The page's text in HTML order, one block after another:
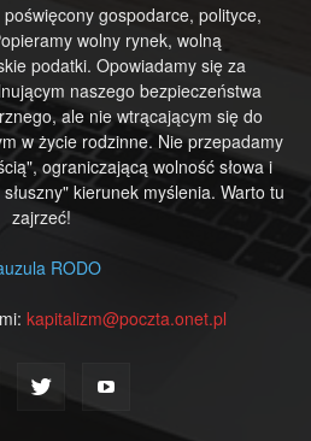
gospodarce, polityce,
wolny rynek, wolną
podatki. Opowiadamy się za
naszego bezpieczeństwa
ale nie wtrącającym się do
w życie rodzinne. Nie przepadamy
ograniczającą wolność słowa i
kierunek myślenia. Warto tu
zajrzeć!
RODO
kapitalizm@poczta.onet.pl